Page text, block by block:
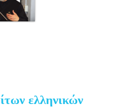
ελληνικών